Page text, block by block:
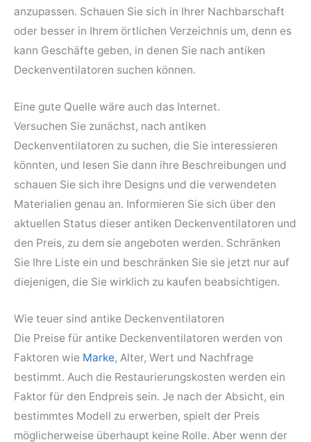
anzupassen. Schauen Sie sich in Ihrer Nachbarschaft
oder besser in Ihrem örtlichen Verzeichnis um, denn es
kann Geschäfte geben, in denen Sie nach antiken
Deckenventilatoren suchen können.
Eine gute Quelle wäre auch das Internet.
Versuchen Sie zunächst, nach antiken
Deckenventilatoren zu suchen, die Sie interessieren
könnten, und lesen Sie dann ihre Beschreibungen und
schauen Sie sich ihre Designs und die verwendeten
Materialien genau an. Informieren Sie sich über den
aktuellen Status dieser antiken Deckenventilatoren und
den Preis, zu dem sie angeboten werden. Schränken
Sie Ihre Liste ein und beschränken Sie sie jetzt nur auf
diejenigen, die Sie wirklich zu kaufen beabsichtigen.
Wie teuer sind antike Deckenventilatoren
Die Preise für antike Deckenventilatoren werden von
Faktoren wie Marke, Alter, Wert und Nachfrage
bestimmt. Auch die Restaurierungskosten werden ein
Faktor für den Endpreis sein. Je nach der Absicht, ein
bestimmtes Modell zu erwerben, spielt der Preis
möglicherweise überhaupt keine Rolle. Aber wenn der